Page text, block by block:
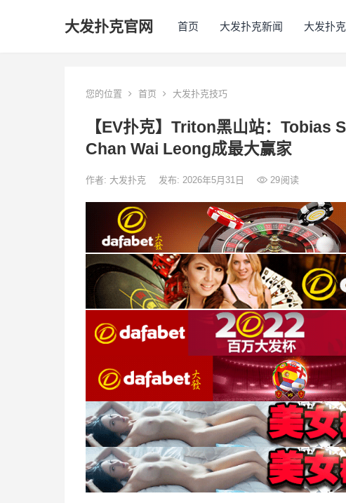
大发扑克官网 首页 大发扑克新闻 大发扑
您的位置 首页 大发扑克技巧
【EV扑克】Triton黑山站：Tobias
Chan Wai Leong成最大赢家
作者: 大发扑克 发布: 2026年5月31日 29阅读